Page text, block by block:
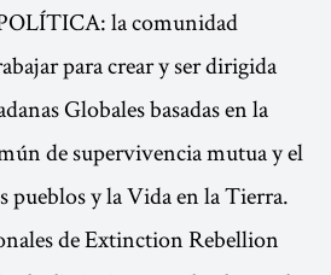
la comunidad
para crear y ser dirigida
Globales basadas en la
de supervivencia mutua y el
pueblos y la Vida en la Tierra.
de Extinction Rebellion